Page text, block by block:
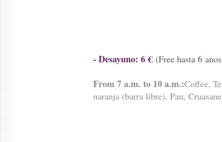
- Desayuno: 6 € (Free hasta 6
From 7 a.m. to 10 a.m.:Coffee,
naranja (barra libre), Pan,